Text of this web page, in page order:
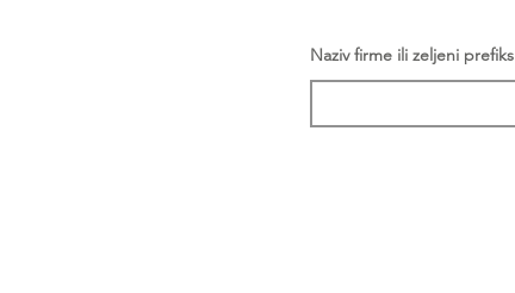
Naziv firme ili zeljeni prefiks